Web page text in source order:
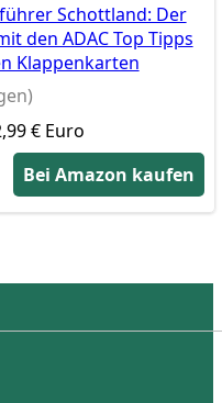
Schottland: Der
den ADAC Top Tipps
Klappenkarten
€ Euro
Bei Amazon kaufen